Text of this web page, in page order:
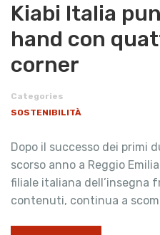
Kiabi Italia
hand con
corner
Categories
SOSTENIBILITÀ
Dopo il successo dei primi
scorso anno a Reggio
filiale italiana dell’insegna
contenuti, continua a